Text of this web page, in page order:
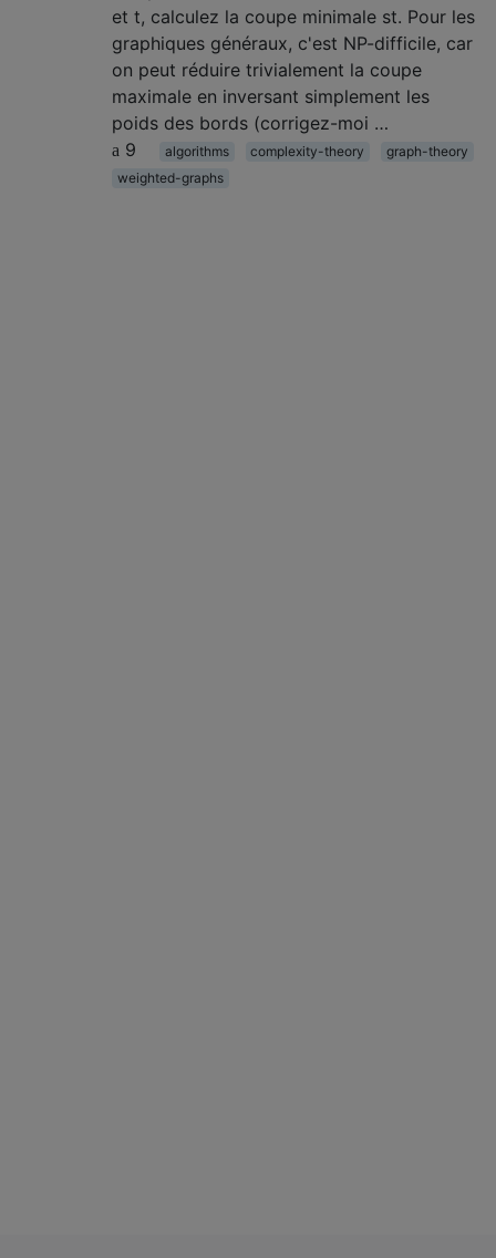
et t, calculez la coupe minimale st. Pour les
graphiques généraux, c'est NP-difficile, car
on peut réduire trivialement la coupe
maximale en inversant simplement les
poids des bords (corrigez-moi …
9
algorithms complexity-theory
graph-theory
weighted-graphs